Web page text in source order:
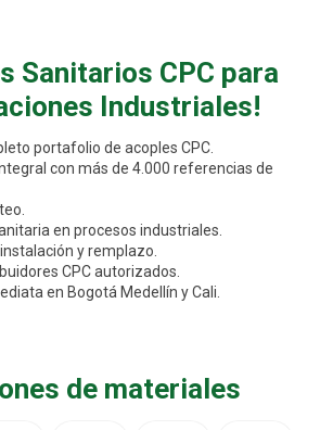
Sanitarios CPC para
Industriales!
portafolio de acoples CPC.
con más de 4.000 referencias de
en procesos industriales.
y remplazo.
CPC autorizados.
en Bogotá Medellín y Cali.
de materiales